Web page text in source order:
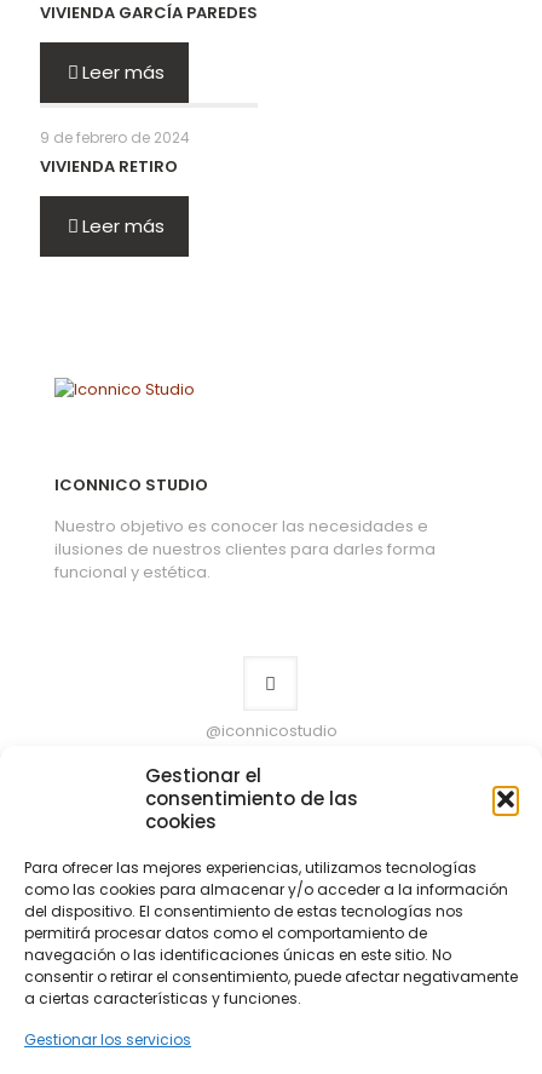
Gestionar el
consentimiento de las
cookies
Para ofrecer las mejores experiencias, utilizamos tecnologías
como las cookies para almacenar y/o acceder a la información
del dispositivo. El consentimiento de estas tecnologías nos
permitirá procesar datos como el comportamiento de
navegación o las identificaciones únicas en este sitio. No
consentir o retirar el consentimiento, puede afectar negativamente
a ciertas características y funciones.
Gestionar los servicios
VIVIENDA GARCÍA PAREDES
Leer más
9 de febrero de 2024
VIVIENDA RETIRO
Leer más
ICONNICO STUDIO
Nuestro objetivo es conocer las necesidades e
ilusiones de nuestros clientes para darles forma
funcional y estética.
@iconnicostudio
© 2026 iconnicostudio.com. Todos los derechos
reservados.
Web diseñada porAragon Marketing
Aviso legal